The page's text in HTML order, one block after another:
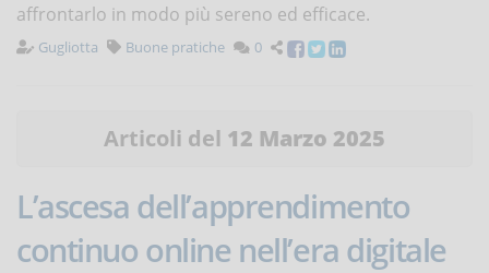
affrontarlo in modo più sereno ed efficace.
Gugliotta Buone pratiche 0
Articoli del 12 Marzo 2025
L’ascesa dell’apprendimento
continuo online nell’era digitale